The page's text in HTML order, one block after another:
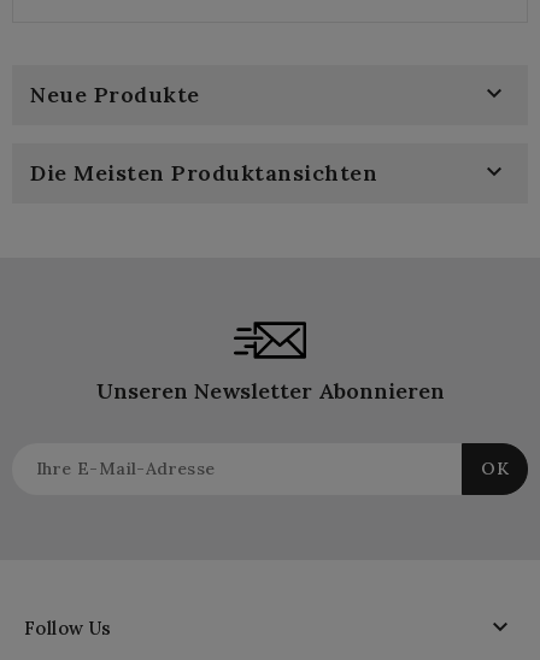
Neue Produkte 
Die Meisten Produktansichten 
Unseren Newsletter Abonnieren
Follow Us 